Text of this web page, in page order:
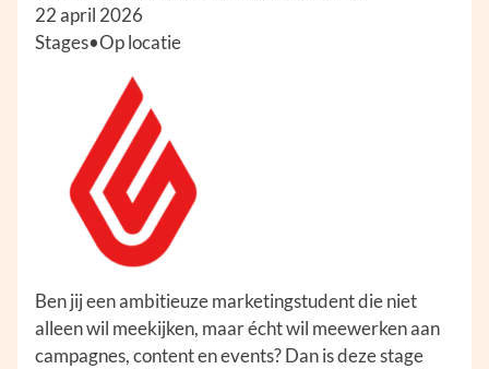
22 april 2026
Stages•Op locatie
Ben jij een ambitieuze marketingstudent die niet
alleen wil meekijken, maar écht wil meewerken aan
campagnes, content en events? Dan is deze stage